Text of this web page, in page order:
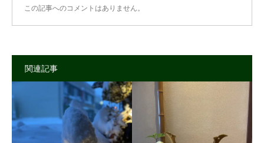
この記事へのコメントはありません。
関連記事